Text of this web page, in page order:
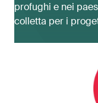
profughi e nei
colletta per i